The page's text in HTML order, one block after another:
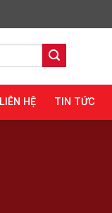
LIÊN HỆ TIN TỨC